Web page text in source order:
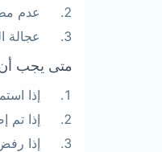
عدم
عجالة
متى يجب
إذا
إذا
إذا